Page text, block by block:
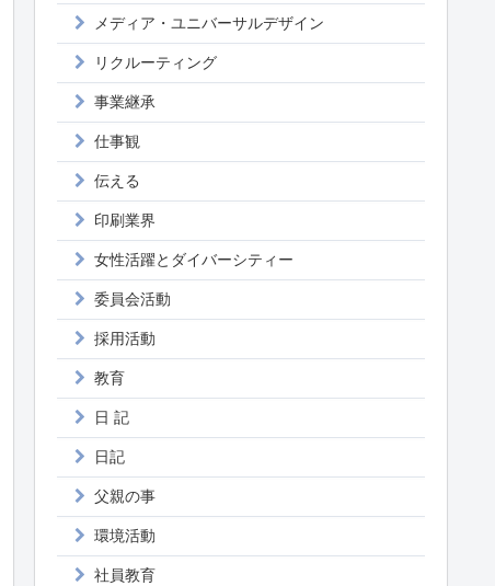
メディア・ユニバーサルデザイン
リクルーティング
事業継承
仕事観
伝える
印刷業界
女性活躍とダイバーシティー
委員会活動
採用活動
教育
日 記
日記
父親の事
環境活動
社員教育